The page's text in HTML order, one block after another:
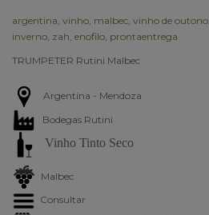
argentina vinho malbec vinho de outono
inverno zah enofilo prontaentrega
TRUMPETER Rutini Malbec
Argentina - Mendoza
Bodegas Rutini
Vinho Tinto Seco
Malbec
Consultar